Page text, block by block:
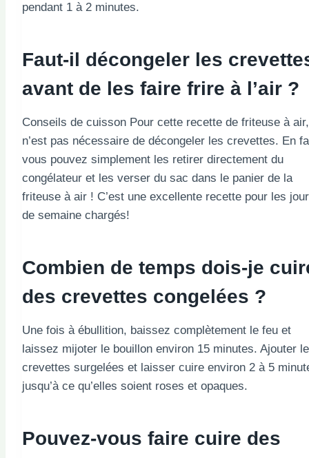
pendant 1 à 2 minutes.
Faut-il décongeler les
avant de les faire frire à l’air ?
Conseils de cuisson Pour cette recette de friteuse à
n’est pas nécessaire de décongeler les crevettes. En
vous pouvez simplement les retirer directement du
congélateur et les verser du sac dans le panier de la
friteuse à air ! C’est une excellente recette pour les
de semaine chargés!
Combien de temps dois-je
des crevettes congelées ?
Une fois à ébullition, baissez complètement le feu et
laissez mijoter le bouillon environ 15 minutes. Ajouter
crevettes surgelées et laisser cuire environ 2 à 5
jusqu’à ce qu’elles soient roses et opaques.
Pouvez-vous faire cuire des